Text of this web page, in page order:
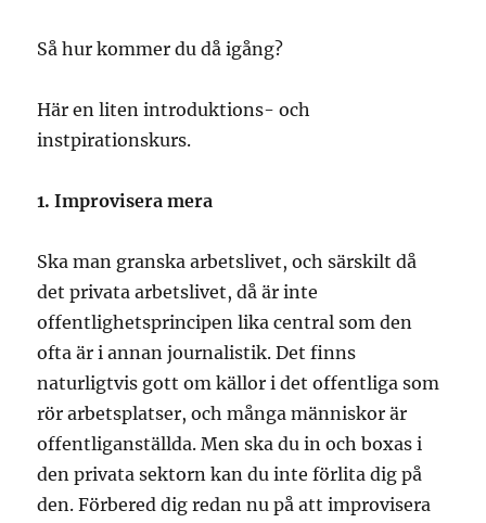
Så hur kommer du då igång?
Här en liten introduktions- och
instpirationskurs.
1. Improvisera mera
Ska man granska arbetslivet, och särskilt då
det privata arbetslivet, då är inte
offentlighetsprincipen lika central som den
ofta är i annan journalistik. Det finns
naturligtvis gott om källor i det offentliga som
rör arbetsplatser, och många människor är
offentliganställda. Men ska du in och boxas i
den privata sektorn kan du inte förlita dig på
den. Förbered dig redan nu på att improvisera